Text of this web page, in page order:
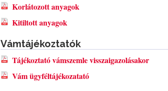
Korlátozott anyagok
Kitiltott anyagok
Vámtájékoztatók
Tájékoztató vámszemle visszaigazolásakor
Vám ügyféltájékozatató